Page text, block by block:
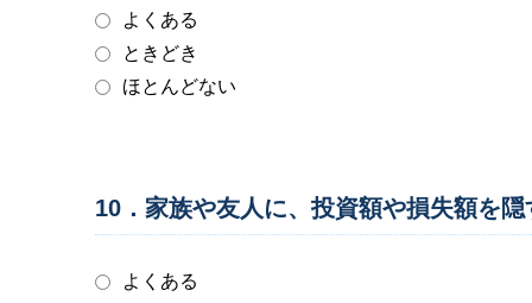
よくある
ときどき
ほとんどない
10．家族や友人に、投資額や損失額を
よくある